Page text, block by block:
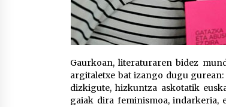
Gaurkoan, literaturaren bidez
argitaletxe bat izango dugu
dizkigute, hizkuntza askotatik
gaiak dira feminismoa, indarkeria,